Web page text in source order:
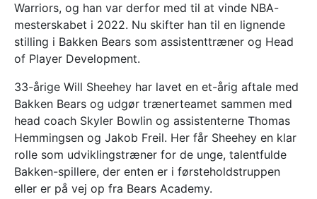
Warriors, og han var derfor med til at vinde NBA-
mesterskabet i 2022. Nu skifter han til en lignende
stilling i Bakken Bears som assistenttræner og Head
of Player Development.
33-årige Will Sheehey har lavet en et-årig aftale med
Bakken Bears og udgør trænerteamet sammen med
head coach Skyler Bowlin og assistenterne Thomas
Hemmingsen og Jakob Freil. Her får Sheehey en klar
rolle som udviklingstræner for de unge, talentfulde
Bakken-spillere, der enten er i førsteholdstruppen
eller er på vej op fra Bears Academy.